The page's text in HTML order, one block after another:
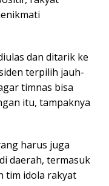
dan ditarik ke
terpilih jauh-
timnas bisa
itu, tampaknya
harus juga
daerah, termasuk
tim idola rakyat